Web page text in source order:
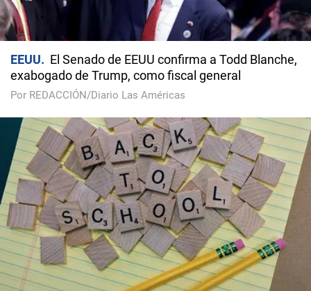
EEUU
El Senado de EEUU confirma a Todd Blanche,
exabogado de Trump, como fiscal general
Por REDACCIÓN/Diario Las Américas